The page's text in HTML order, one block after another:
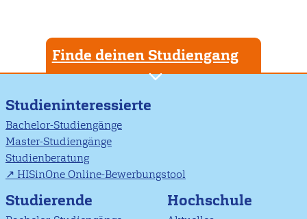
Finde deinen Studiengang
Studieninteressierte
Bachelor-Studiengänge
Master-Studiengänge
Studienberatung
HISinOne Online-Bewerbungstool
Studierende Hochschule